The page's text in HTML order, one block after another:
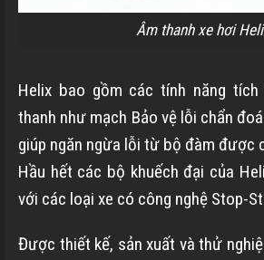
Âm thanh xe hơi
Helix bao gồm các tính năng
thanh như mạch Bảo vệ lỗi chẩn
giúp ngăn ngừa lỗi từ bộ đàm được
Hầu hết các bộ khuếch đại của
với các loại xe có công nghệ Stop-
Được thiết kế, sản xuất và thử